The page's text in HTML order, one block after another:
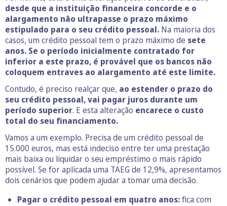
desde que a instituição financeira concorde e o
alargamento não ultrapasse o prazo máximo
estipulado para o seu crédito pessoal. Na maioria dos
casos, um crédito pessoal tem o prazo máximo de sete
anos. Se o período inicialmente contratado for
inferior a este prazo, é provável que os bancos não
coloquem entraves ao alargamento até este limite.
Contudo, é preciso realçar que, ao estender o prazo do
seu crédito pessoal, vai pagar juros durante um
período superior. E esta alteração encarece o custo
total do seu financiamento.
Vamos a um exemplo. Precisa de um crédito pessoal de
15.000 euros, mas está indeciso entre ter uma prestação
mais baixa ou liquidar o seu empréstimo o mais rápido
possível. Se for aplicada uma TAEG de 12,9%, apresentamos
dois cenários que podem ajudar a tomar uma decisão.
Pagar o crédito pessoal em quatro anos:fica com